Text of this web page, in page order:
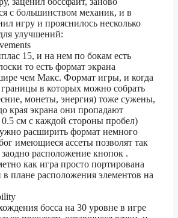
с большинством механик, и в
игру и прояснилось несколько
улучшений:
15, и на нем по бокам есть
то есть формат экрана
чем Макс. Формат игры, и когда
границы в которых можно собрать
монеты, энергия) тоже сужены,
края экрана они пропадают
см с каждой стороны пробел)
расширить формат немного
имеющиеся ассеты позволят так
заодно расположение кнопок .
как игра просто портирована
в плане расположения элементов на
босса на 30 уровне в игре